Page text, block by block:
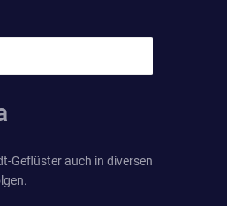
Geflüster auch in diversen